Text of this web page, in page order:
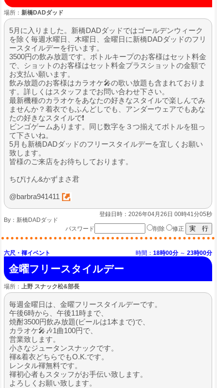
場所： 新橋DADダッド
5月に入りました。新橋DADダッドではゴールデンウィーク
を除く毎週水曜日、木曜日、金曜日に新橋DADダッドのフリ
ースタイルデーを行います。
3500円の飲み放題です。ボトルキープのお客様はセット料金
で、ショットのお客様はセット料金プラスショットの金額で
お支払い願います。
飲み放題のお客様はカラオケ🎤の歌い放題も含まれておりま
す。詳しくはスタッフまでお問い合わせ下さい。
最新機種のカラオケをあなたの好きなスタイルで楽しんでみ
ませんか？着衣でもふんどしでも、アンダーウェアでもあな
たの好きなスタイルで❗️
ビンゴゲームあります。同じ数字を３つ揃えてボトルを狙っ
て下さいね。
5月も新橋DADダッドのフリースタイルデーを宜しくお願い
致します。
皆様のご来店をお待ちしております。
ちびけん&かずまさ君
@barbra941411
登録日時：2026年04月26日 00時41分05秒
By： 新橋DADダッド
パスワード
削除 修正
六尺・褌イベント 時間： 18時00分 ～ 23時00分
金曜フリースタイルデー
場所： 上野 スナック松&部長
毎週金曜日は、金曜フリースタイルデーです。
午後6時から、午後11時まで、
焼酎3500円飲み放題(ビールは1本まで)で、
カラオケ🎤🎶1曲100円で、
営業致します。
小さなジュータンスナックです。
褌&着衣どちらでもO.K.です。
レンタル褌無料です。
褌初心者もスタッフがお手伝い致します。
よろしくお願い致します。